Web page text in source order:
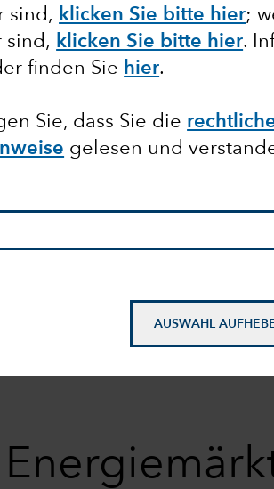
sind, klicken Sie bitte hier;
sind, klicken Sie bitte hier.
finden Sie hier.
Sie, dass Sie die
gelesen und
AUSWAHL